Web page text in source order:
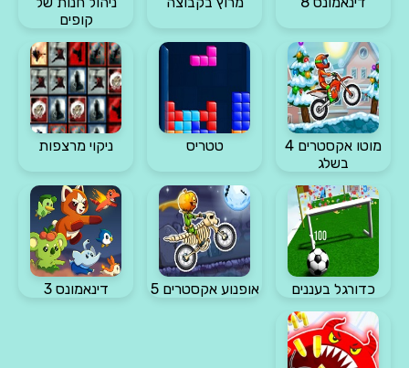
קופים
מוטו אקסטרים 4
בשלג
טטריס ניקוי מרצפות
כדורגל בעננים אופנוע אקסטרים 5 דינאמונס 3